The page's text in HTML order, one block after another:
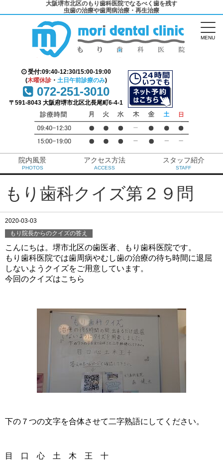
大阪堺市北区のもり歯科医院でなるべく歯を残す
虫歯の治療や歯周病治療・再生治療
受付:09:40-12:30/15:00-19:00
(木曜休診・ 土日午前診療のみ)
072-251-3010
〒591-8043 大阪府堺市北区北長尾町6-4-1
院内風景
PHOTOS
アクセス方法
ACCESS
スタッフ紹介
STAFF
MENU
もり歯科クイズ第２９問
2020-03-03
もり院長からのクイズの答え
こんにちは。堺市北区の歯医者、もり歯科医院です。
もり歯科医院では歯周病やむし歯の治療の待ち時間に退屈
しないようクイズをご用意しています。
今回のクイズはこちら
下の７つの文字を合体させて二字熟語にしてください。
目 口 心 土 木 王 十